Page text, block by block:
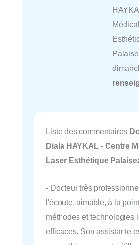
Liste des commentaires
Diala HAYKAL - Centre
Laser Esthétique
- Docteur très
l'écoute, aimable, à la
méthodes et technologies
efficaces. Son assistante